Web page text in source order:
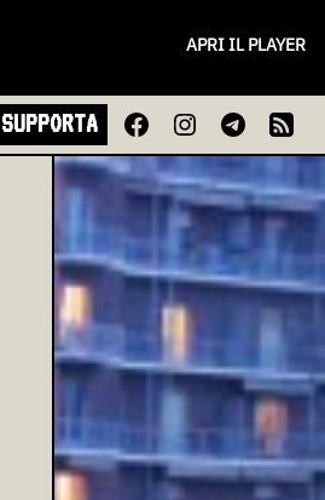
APRI IL PLAYER
SUPPORTA